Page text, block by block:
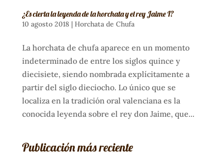
¿Es cierta la leyenda de la horchata y el rey Jaime I?
10 agosto 2018| Horchata de Chufa
La horchata de chufa aparece en un momento
indeterminado de entre los siglos quince y
diecisiete, siendo nombrada explícitamente a
partir del siglo dieciocho. Lo único que se
localiza en la tradición oral valenciana es la
conocida leyenda sobre el rey don Jaime, que...
Publicación más reciente